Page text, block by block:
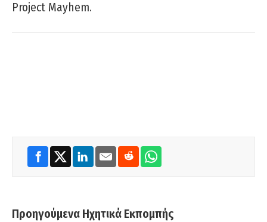
Project Mayhem.
Προηγούμενα Ηχητικά Εκπομπής